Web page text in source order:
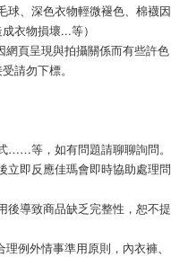
衣物損壞...等）
請勿下標。